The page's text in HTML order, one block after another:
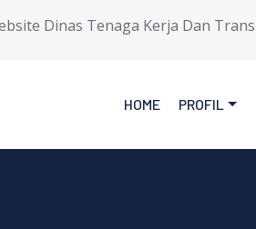
Dinas Tenaga Kerja Dan
HOME PROFIL